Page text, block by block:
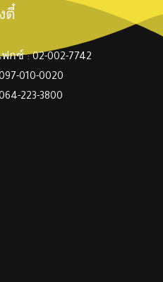
ตี๋
กซ์ : 02-002-7742
010-0020
223-3800